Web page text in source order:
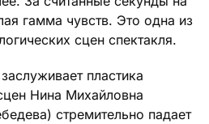
гамма чувств. Это одна из
сцен спектакля.
пластика
Нина Михайловна
стремительно падает